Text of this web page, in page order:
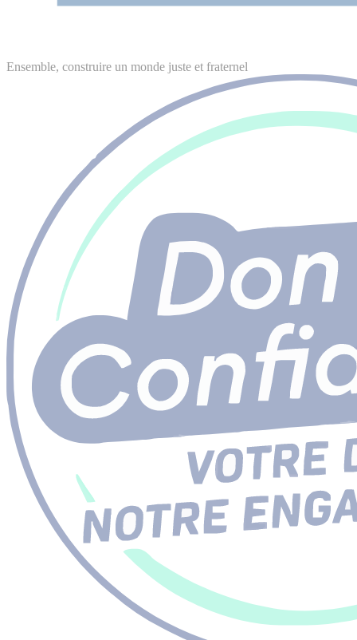
Ensemble, construire un monde juste et fraternel